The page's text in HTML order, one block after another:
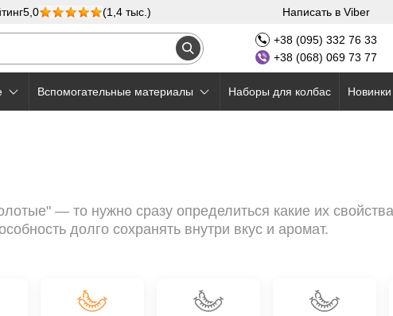
5,0 (1,4 тыс.) Написать в Viber
+38 (095) 332 76 33
+38 (068) 069 73 77
Вспомогательные материалы Наборы для колбас
— то нужно сразу определиться какие их
долго сохранять внутри вкус и аромат.